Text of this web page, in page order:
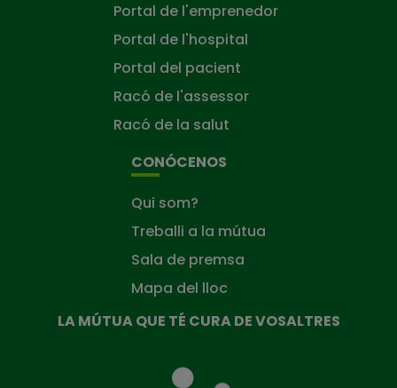
Portal de l'emprenedor
Portal de l'hospital
Portal del pacient
Racó de l'assessor
Racó de la salut
CONÓCENOS
Qui som?
Treballi a la mútua
Sala de premsa
Mapa del lloc
LA MÚTUA QUE TÉ CURA DE VOSALTRES
Mútua